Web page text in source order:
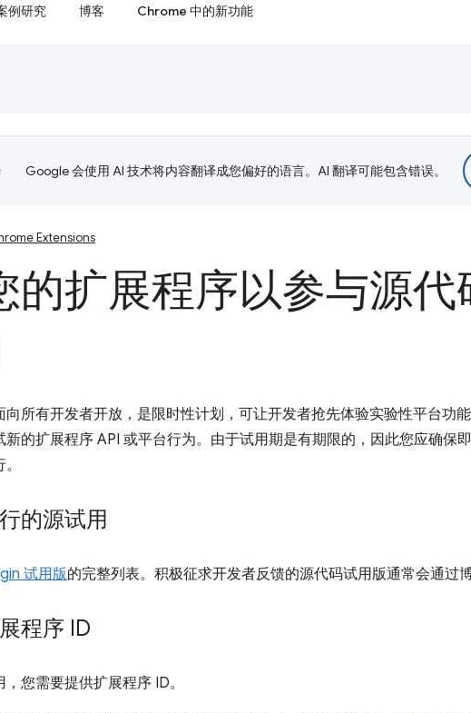
例研究 博客 Chrome 中的新功能
Google 会使用 AI 技术将内容翻译成您偏好的语言。AI 翻译可能包含错误。
Extensions
的扩展程序以参与源代
向所有开发者开放，是限时性计划，可让开发者抢先体验实验性平台功
新的扩展程序 API 或平台行为。由于试用期是有期限的，因此您应确保
的源试用
试用版的完整列表。积极征求开发者反馈的源代码试用版通常会通过
程序 ID
您需要提供扩展程序 ID。